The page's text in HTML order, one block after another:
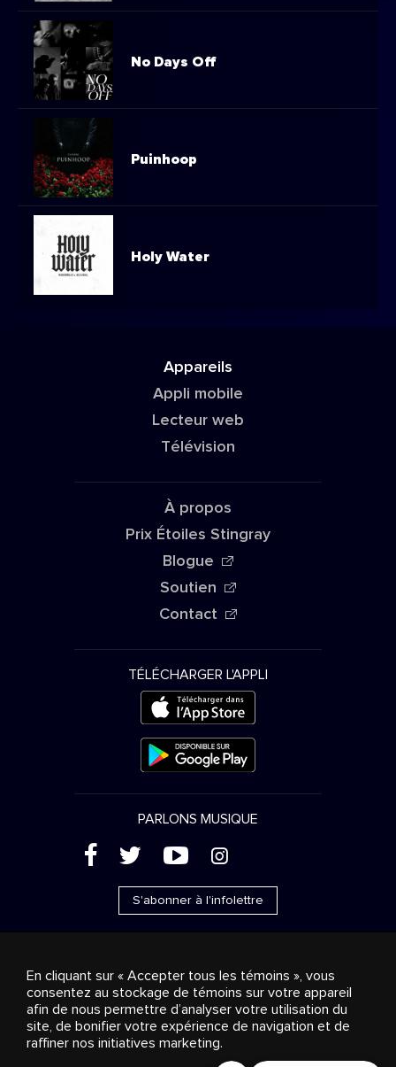
No Days Off
Puinhoop
Holy Water
Appareils
Appli mobile
Lecteur web
Télévision
À propos
Prix Étoiles Stingray
Blogue
Soutien
Contact
TÉLÉCHARGER L'APPLI
PARLONS MUSIQUE
( ' + &
S'abonner à l'infolettre
Ventes publicitaires
Diffusion & distribution
Consommateurs
Solutions d’affaires Radio
propos
Cookies settings
© 2018-2025 Groupe Stingray Inc. Tous droits réservés.
En cliquant sur « Accepter tous les témoins », vous
consentez au stockage de témoins sur votre appareil
afin de nous permettre d’analyser votre utilisation du
site, de bonifier votre expérience de navigation et de
raffiner nos initiatives marketing.